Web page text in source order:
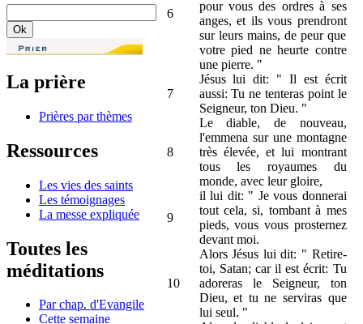
La prière
Prières par thèmes
Ressources
Les vies des saints
Les témoignages
La messe expliquée
Toutes les
méditations
Par chap. d'Evangile
Cette semaine
6
pour vous des ordres à ses
anges, et ils vous prendront
sur leurs mains, de peur que
votre pied ne heurte contre
une pierre. "
7
Jésus lui dit: " Il est écrit
aussi: Tu ne tenteras point le
Seigneur, ton Dieu. "
8
Le diable, de nouveau,
l'emmena sur une montagne
très élevée, et lui montrant
tous les royaumes du
monde, avec leur gloire,
9
il lui dit: " Je vous donnerai
tout cela, si, tombant à mes
pieds, vous vous prosternez
devant moi.
10
Alors Jésus lui dit: " Retire-
toi, Satan; car il est écrit: Tu
adoreras le Seigneur, ton
Dieu, et tu ne serviras que
lui seul. "